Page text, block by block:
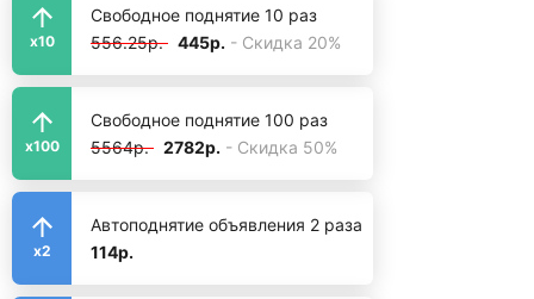
x10
Свободное поднятие 10 раз
556.25р. 445р. - Скидка 20%
x100
Свободное поднятие 100 раз
5564р. 2782р. - Скидка 50%
x2
Автоподнятие объявления 2 раза
114р.